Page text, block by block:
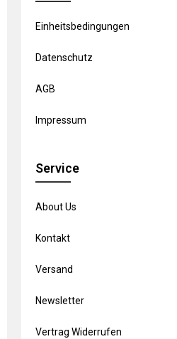
Einheitsbedingungen
Datenschutz
AGB
Impressum
Service
About Us
Kontakt
Versand
Newsletter
Vertrag Widerrufen